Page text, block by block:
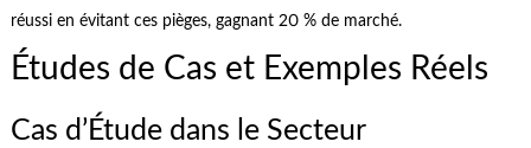
réussi en évitant ces pièges, gagnant 20 % de marché.
Études de Cas et Exemples Réels
Cas d’Étude dans le Secteur